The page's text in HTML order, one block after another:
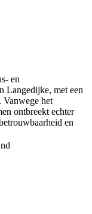
en
Langedijke, met een
Vanwege het
ontbreekt echter
en